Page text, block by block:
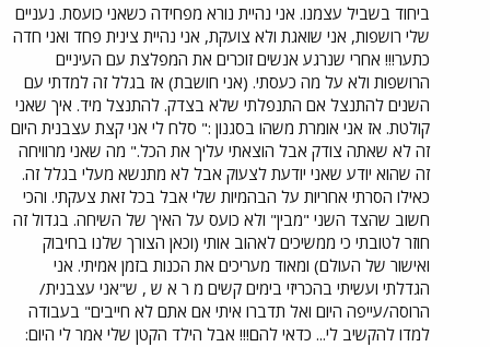
ביחוד בשביל עצמנו. אני נהיית נורא מפחידה כשאני כועסת. נעניים
שלי רושפות, אני שואגת ולא צועקת, אני נהיית צינית פחד ואני חדה
כתער!!! אחרי שנרגע אנשים זוכרים את המפלצת עם העיניים
הרושפות ולא על מה כעסתי. (אני חושבת) אז בגלל זה למדתי עם
השנים להתנצל אם התנפלתי שלא בצדק. להתנצל מיד. איך שאני
קולטת. אז אני אומרת משהו בסגנון :" סלח לי אני קצת עצבנית היום
זה לא שאתה צודק אבל הוצאתי עליך את הכל." מה שאני מרוויחה
זה שהוא יודע שאני יודעת לצעוק אבל לא מתנשא מעלי בגלל זה.
כאילו הסרתי אחריות על הבהמיות שלי אבל בכל זאת צעקתי. והכי
חשוב שהצד השני "מבין" ולא כועס על האיך של השיחה. בגדול זה
חוזר לטובתי כי ממשיכים לאהוב אותי (וכאן הצורך שלנו בחיבוק
ואישור של העולם) ומאוד מעריכים את הכנות בזמן אמיתי. אני
הגדלתי ועשיתי בהכריזי בימים קשים מ ר א ש , ש"אני עצבנית/
הרוסה/עייפה היום ואל תדברו איתי אם אתם לא חייבים" בעבודה
למדו להקשיב לי... כדאי להם!!! אבל הילד הקטן שלי אמר לי היום: